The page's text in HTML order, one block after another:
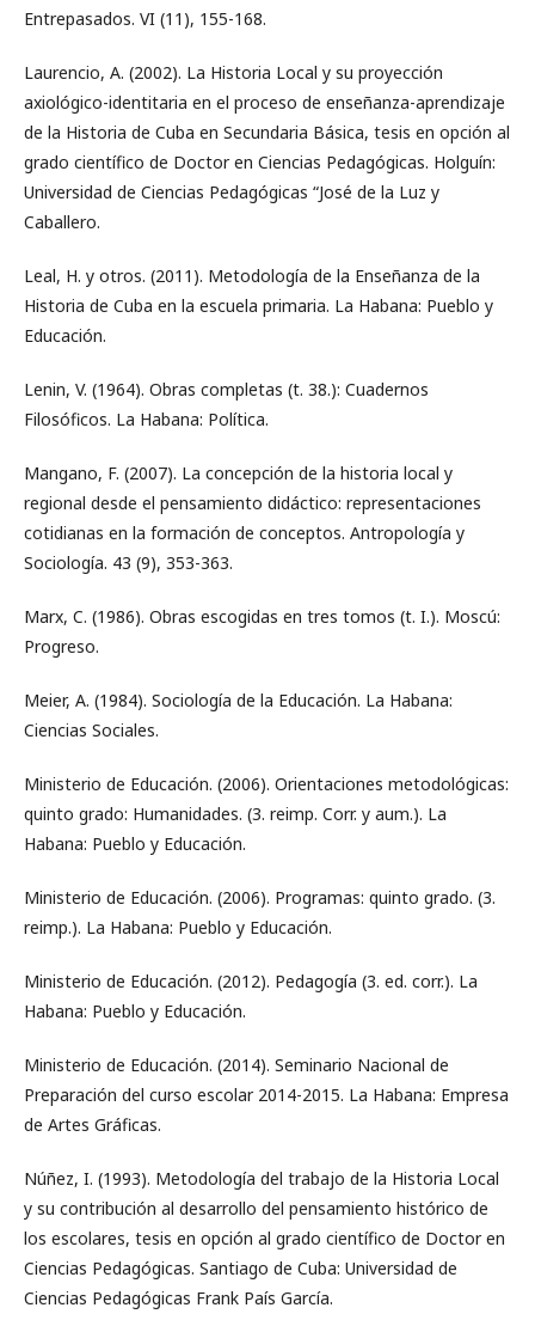
Entrepasados. VI (11), 155-168.
Laurencio, A. (2002). La Historia Local y su proyección
axiológico-identitaria en el proceso de enseñanza-aprendizaje
de la Historia de Cuba en Secundaria Básica, tesis en opción al
grado científico de Doctor en Ciencias Pedagógicas. Holguín:
Universidad de Ciencias Pedagógicas “José de la Luz y
Caballero.
Leal, H. y otros. (2011). Metodología de la Enseñanza de la
Historia de Cuba en la escuela primaria. La Habana: Pueblo y
Educación.
Lenin, V. (1964). Obras completas (t. 38.): Cuadernos
Filosóficos. La Habana: Política.
Mangano, F. (2007). La concepción de la historia local y
regional desde el pensamiento didáctico: representaciones
cotidianas en la formación de conceptos. Antropología y
Sociología. 43 (9), 353-363.
Marx, C. (1986). Obras escogidas en tres tomos (t. I.). Moscú:
Progreso.
Meier, A. (1984). Sociología de la Educación. La Habana:
Ciencias Sociales.
Ministerio de Educación. (2006). Orientaciones metodológicas:
quinto grado: Humanidades. (3. reimp. Corr. y aum.). La
Habana: Pueblo y Educación.
Ministerio de Educación. (2006). Programas: quinto grado. (3.
reimp.). La Habana: Pueblo y Educación.
Ministerio de Educación. (2012). Pedagogía (3. ed. corr.). La
Habana: Pueblo y Educación.
Ministerio de Educación. (2014). Seminario Nacional de
Preparación del curso escolar 2014-2015. La Habana: Empresa
de Artes Gráficas.
Núñez, I. (1993). Metodología del trabajo de la Historia Local
y su contribución al desarrollo del pensamiento histórico de
los escolares, tesis en opción al grado científico de Doctor en
Ciencias Pedagógicas. Santiago de Cuba: Universidad de
Ciencias Pedagógicas Frank País García.